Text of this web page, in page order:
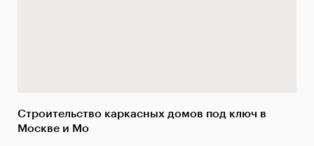
Строительство каркасных домов под ключ в
Москве и Мо